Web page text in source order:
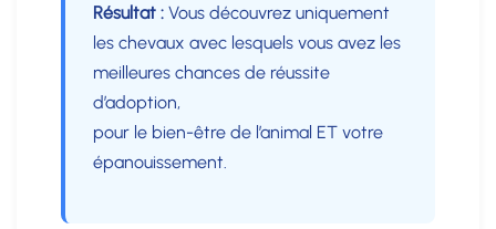
Résultat : Vous découvrez uniquement
les chevaux avec lesquels vous avez les
meilleures chances de réussite
d’adoption,
pour le bien-être de l’animal ET votre
épanouissement.